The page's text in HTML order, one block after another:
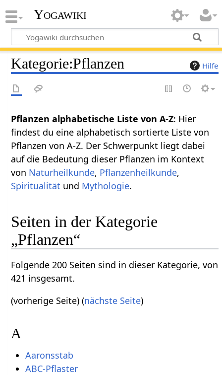
Yogawiki
Hilfe
Kategorie:Pflanzen
Pflanzen alphabetische Liste von A-Z: Hier
findest du eine alphabetisch sortierte Liste von
Pflanzen von A-Z. Der Schwerpunkt liegt dabei
auf die Bedeutung dieser Pflanzen im Kontext
von Naturheilkunde, Pflanzenheilkunde,
Spiritualität und Mythologie.
Seiten in der Kategorie
„Pflanzen“
Folgende 200 Seiten sind in dieser Kategorie, von
421 insgesamt.
(vorherige Seite) (nächste Seite)
A
Aaronsstab
ABC-Pflaster